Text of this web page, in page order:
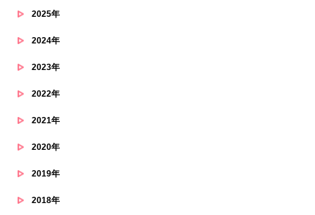
2025年
2024年
2023年
2022年
2021年
2020年
2019年
2018年